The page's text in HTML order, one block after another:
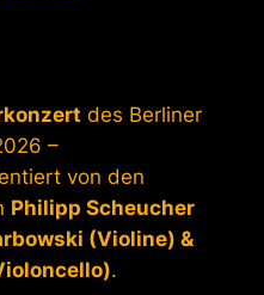
des Berliner
–
von den
Philipp Scheucher
(Violine) &
.